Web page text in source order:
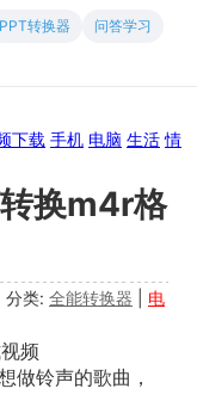
PPT转换器
问答学习
下载 手机 电脑 生活 情
换m4r格
分类: 全能转换器
电
频
做铃声的歌曲，